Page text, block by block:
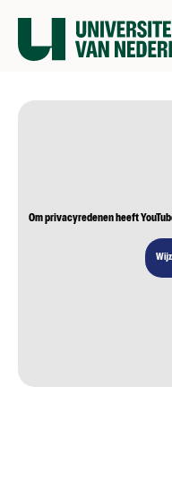
Om privacyredenen heeft